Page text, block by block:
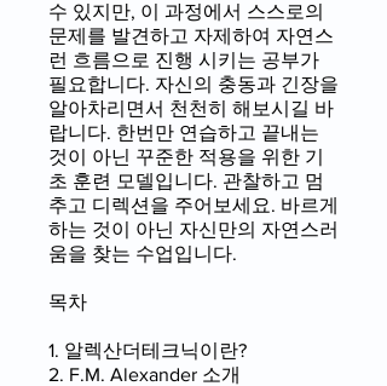
수 있지만, 이 과정에서 스스로의
문제를 발견하고 자제하여 자연스
런 흐름으로 진행 시키는 공부가
필요합니다. 자신의 충동과 긴장을
알아차리면서 천천히 해보시길 바
랍니다. 한번만 연습하고 끝내는
것이 아닌 꾸준한 적용을 위한 기
초 훈련 모델입니다. 관찰하고 멈
추고 디렉션을 주어보세요. 바르게
하는 것이 아닌 자신만의 자연스러
움을 찾는 수업입니다.
목차
1. 알렉산더테크닉이란?
2. F.M. Alexander 소개